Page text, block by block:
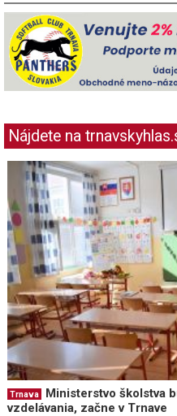
Nájdete na
Trnava
Ministerstvo školstva
vzdelávania, začne v Trnave